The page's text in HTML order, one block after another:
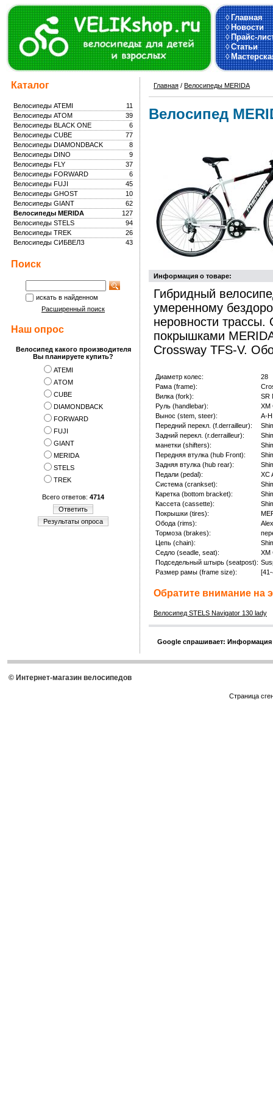
◊Главная
◊Новости
◊Прайс-
◊Статьи
◊
Каталог
11
Велосипеды ATEMI
39
Велосипеды ATOM
6
Велосипеды BLACK ONE
77
Велосипеды CUBE
8
Велосипеды DIAMONDBACK
9
Велосипеды DINO
37
Велосипеды FLY
6
Велосипеды FORWARD
45
Велосипеды FUJI
10
Велосипеды GHOST
62
Велосипеды GIANT
127
Велосипеды MERIDA
94
Велосипеды STELS
26
Велосипеды TREK
43
Велосипеды СИБВЕЛЗ
Поиск
искать в найденном
Расширенный поиск
Наш опрос
Велосипед какого производителя
Вы планируете купить?
ATEMI
АTOM
CUBE
DIAMONDBACK
FORWARD
FUJI
GIANT
MERIDA
STELS
TREK
Всего ответов: 4714
Ответить
Результаты опроса
Главная / Велосипеды MERIDA
Велосипед
Информация о товаре:
Гибридный
умеренному
неровности
покрышками
Crossway TFS-V.
Диаметр колес:
28
Рама (frame):
Вилка (fork):
SR
Руль (handlebar):
XM
Вынос (stem, steer):
A-
Передний перекл. (f.derrailleur):
Задний перекл. (r.derrailleur):
манетки (shifters):
Передняя втулка (hub Front):
Задняя втулка (hub rear):
Педали (pedal):
XC
Система (crankset):
Каретка (bottom bracket):
Кассета (cassette):
Покрышки (tires):
Обода (rims):
Тормоза (brakes):
Цепь (chain):
Седло (seadle, seat):
XM
Подседельный штырь (seatpost):
Размер рамы (frame size):
Обратите внимание на
Велосипед STELS Navigator 130 lady
Google спрашивает:
© Интернет-магазин велосипедов
Страница